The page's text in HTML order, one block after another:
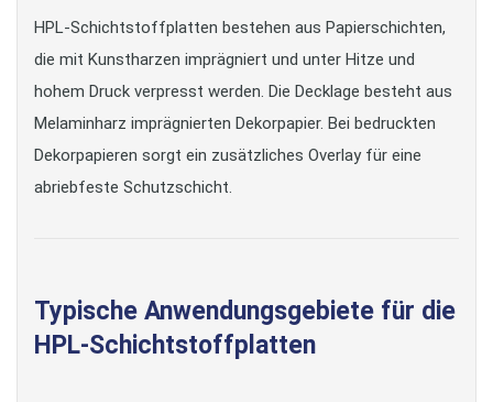
HPL-Schichtstoffplatten bestehen aus Papierschichten,
die mit Kunstharzen imprägniert und unter Hitze und
hohem Druck verpresst werden. Die Decklage besteht aus
Melaminharz imprägnierten Dekorpapier. Bei bedruckten
Dekorpapieren sorgt ein zusätzliches Overlay für eine
abriebfeste Schutzschicht.
Typische Anwendungsgebiete für die
HPL-Schichtstoffplatten